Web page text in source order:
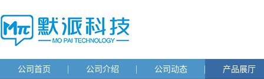
公司首页 公司介绍 公司动态 产品展厅